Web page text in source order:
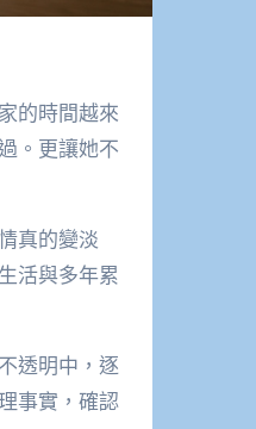
的時間越來
。更讓她不
真的變淡
活與多年累
透明中，逐
事實，確認